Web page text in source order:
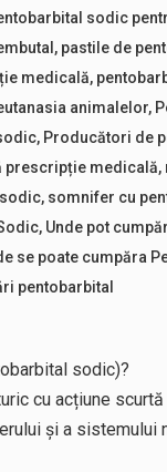
sodic
, pastile de
medicală,
animalelor,
, Producători de
prescripție medicală,
, somnifer cu
, Unde pot
se poate cumpăra
pentobarbital
sodic)?
cu acțiune
și a sistemului